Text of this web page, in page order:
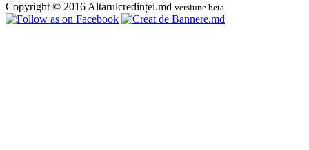
Copyright © 2016 Altarulcredinței.md versiune beta